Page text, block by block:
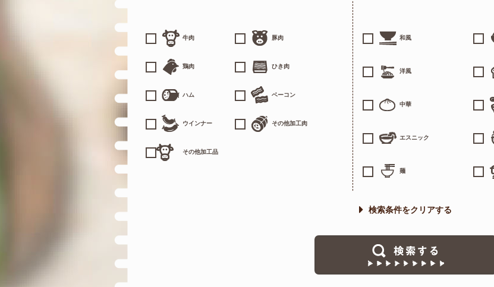
牛肉 豚肉
鶏肉 ひき肉
ハム ベーコン
ウインナー その他加工肉
その他加工品
和風
洋風
中華
エスニック
麺
検索条件をクリアする